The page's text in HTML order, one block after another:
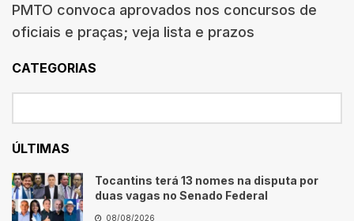
PMTO convoca aprovados nos concursos de
oficiais e praças; veja lista e prazos
CATEGORIAS
ÚLTIMAS
Tocantins terá 13 nomes na disputa por
duas vagas no Senado Federal
08/08/2026